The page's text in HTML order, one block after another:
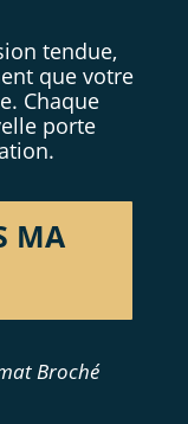
tendue,
que votre
Chaque
porte
MA
Broché